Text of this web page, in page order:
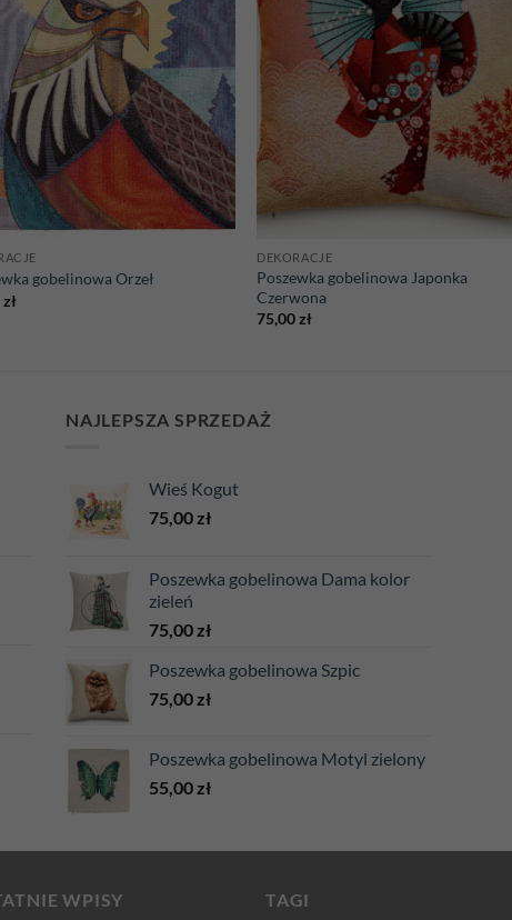
gobelinowa Orzeł
zł
DEKORACJE
Poszewka gobelinowa Japonka
Czerwona
75,00zł
NAJLEPSZA SPRZEDAŻ
Wieś Kogut
75,00 zł
Poszewka gobelinowa Dama kolor
zieleń
75,00 zł
Poszewka gobelinowa Szpic
75,00 zł
Poszewka gobelinowa Motyl zielony
55,00 zł
WPISY TAGI